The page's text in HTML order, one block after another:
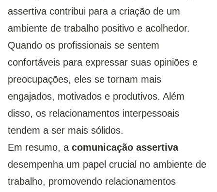
assertiva contribui para a criação de um
ambiente de trabalho positivo e acolhedor.
Quando os profissionais se sentem
confortáveis ​​para expressar suas opiniões e
preocupações, eles se tornam mais
engajados, motivados e produtivos. Além
disso, os relacionamentos interpessoais
tendem a ser mais sólidos.
Em resumo, a comunicação assertiva
desempenha um papel crucial no ambiente de
trabalho, promovendo relacionamentos